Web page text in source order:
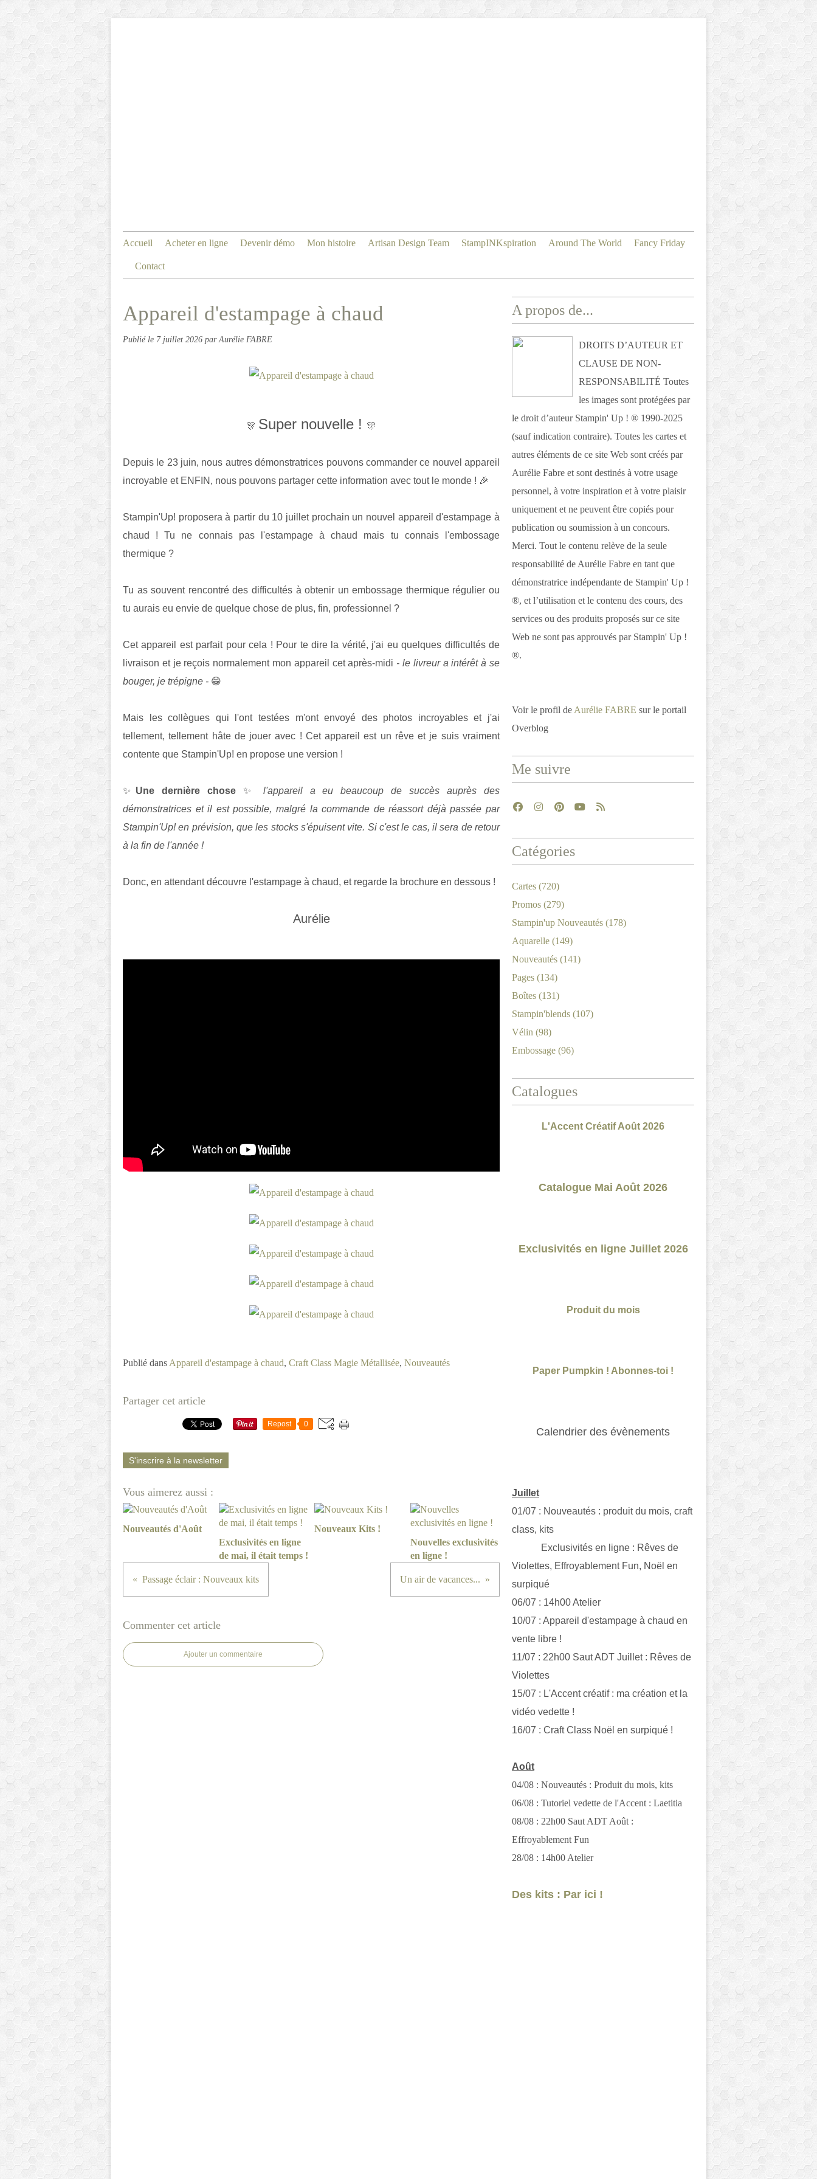
Accueil Acheter en ligne Devenir démo Mon histoire Artisan Design Team StampINKspiration Around The World Fancy Friday
Contact
Appareil d'estampage à chaud
Publié le 7 juillet 2026 par Aurélie FABRE
🎊 Super nouvelle ! 🎊
Depuis le 23 juin, nous autres démonstratrices pouvons commander ce nouvel appareil
incroyable et ENFIN, nous pouvons partager cette information avec tout le monde ! 🎉
Stampin'Up! proposera à partir du 10 juillet prochain un nouvel appareil d'estampage à
chaud ! Tu ne connais pas l'estampage à chaud mais tu connais l'embossage
thermique ?
Tu as souvent rencontré des difficultés à obtenir un embossage thermique régulier ou
tu aurais eu envie de quelque chose de plus, fin, professionnel ?
Cet appareil est parfait pour cela ! Pour te dire la vérité, j'ai eu quelques difficultés de
livraison et je reçois normalement mon appareil cet après-midi - le livreur a intérêt à se
bouger, je trépigne - 😁
Mais les collègues qui l'ont testées m'ont envoyé des photos incroyables et j'ai
tellement, tellement hâte de jouer avec ! Cet appareil est un rêve et je suis vraiment
contente que Stampin'Up! en propose une version !
✨ Une dernière chose ✨
l'appareil a eu beaucoup de succès auprès des
démonstratrices et il est possible, malgré la commande de réassort déjà passée par
Stampin'Up! en prévision, que les stocks s'épuisent vite. Si c'est le cas, il sera de retour
à la fin de l'année !
Donc, en attendant découvre l'estampage à chaud, et regarde la brochure en dessous !
Aurélie
Publié dans Appareil d'estampage à chaud, Craft Class Magie Métallisée, Nouveautés
Partager cet article
Repost 0
S'inscrire à la newsletter
Vous aimerez aussi :
Nouveautés d'Août
Exclusivités en ligne
de mai, il était temps !
Nouveaux Kits !
Nouvelles exclusivités
en ligne !
Passage éclair : Nouveaux kits Un air de vacances...
Commenter cet article
Ajouter un commentaire
A propos de...
DROITS D’AUTEUR ET
CLAUSE DE NON-
RESPONSABILITÉ Toutes
les images sont protégées par
le droit d’auteur Stampin' Up ! ® 1990-2025
(sauf indication contraire). Toutes les cartes et
autres éléments de ce site Web sont créés par
Aurélie Fabre et sont destinés à votre usage
personnel, à votre inspiration et à votre plaisir
uniquement et ne peuvent être copiés pour
publication ou soumission à un concours.
Merci. Tout le contenu relève de la seule
responsabilité de Aurélie Fabre en tant que
démonstratrice indépendante de Stampin' Up !
®, et l’utilisation et le contenu des cours, des
services ou des produits proposés sur ce site
Web ne sont pas approuvés par Stampin' Up !
®.
Voir le profil de Aurélie FABRE sur le portail
Overblog
Me suivre
Catégories
Cartes (720)
Promos (279)
Stampin'up Nouveautés (178)
Aquarelle (149)
Nouveautés (141)
Pages (134)
Boîtes (131)
Stampin'blends (107)
Vélin (98)
Embossage (96)
Catalogues
L'Accent Créatif Août 2026
Catalogue Mai Août 2026
Exclusivités en ligne Juillet 2026
Produit du mois
Paper Pumpkin ! Abonnes-toi !
Calendrier des évènements
Juillet
01/07 : Nouveautés : produit du mois, craft
class, kits
Exclusivités en ligne : Rêves de
Violettes, Effroyablement Fun, Noël en
surpiqué
06/07 : 14h00 Atelier
10/07 : Appareil d'estampage à chaud en
vente libre !
11/07 : 22h00 Saut ADT Juillet : Rêves de
Violettes
15/07 : L'Accent créatif : ma création et la
vidéo vedette !
16/07 : Craft Class Noël en surpiqué !
Août
04/08 : Nouveautés : Produit du mois, kits
06/08 : Tutoriel vedette de l'Accent : Laetitia
08/08 : 22h00 Saut ADT Août :
Effroyablement Fun
28/08 : 14h00 Atelier
Des kits : Par ici !